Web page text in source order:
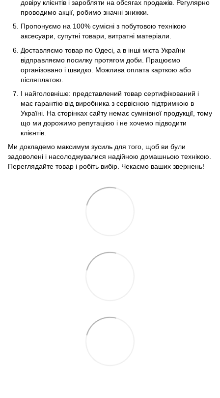
довіру клієнтів і заробляти на обсягах продажів. Регулярно
проводимо акції, робимо значні знижки.
Пропонуємо на 100% сумісні з побутовою технікою
аксесуари, супутні товари, витратні матеріали.
Доставляємо товар по Одесі, а в інші міста України
відправляємо посилку протягом доби. Працюємо
організовано і швидко. Можлива оплата карткою або
післяплатою.
І найголовніше: представлений товар сертифікований і
має гарантію від виробника з сервісною підтримкою в
Україні. На сторінках сайту немає сумнівної продукції, тому
що ми дорожимо репутацією і не хочемо підводити
клієнтів.
Ми докладемо максимум зусиль для того, щоб ви були
задоволені і насолоджувалися надійною домашньою технікою.
Переглядайте товар і робіть вибір. Чекаємо ваших звернень!